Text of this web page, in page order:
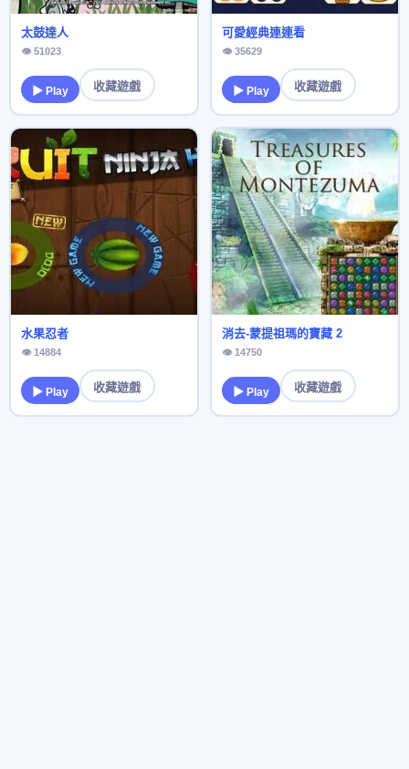
太鼓達人
👁 51023
▶ Play 收藏遊戲
可愛經典連連看
👁 35629
▶ Play 收藏遊戲
水果忍者
👁 14884
▶ Play 收藏遊戲
消去-蒙提祖瑪的寶藏 2
👁 14750
▶ Play 收藏遊戲